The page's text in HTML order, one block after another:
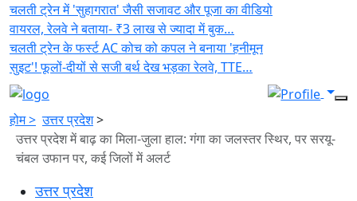
चलती ट्रेन में 'सुहागरात' जैसी सजावट और पूजा का वीडियो
वायरल, रेलवे ने बताया- ₹3 लाख से ज्यादा में बुक…
चलती ट्रेन के फर्स्ट AC कोच को कपल ने बनाया 'हनीमून
सुइट'! फूलों-दीयों से सजी बर्थ देख भड़का रेलवे, TTE…
होम > उत्तर प्रदेश>
उत्तर प्रदेश में बाढ़ का मिला-जुला हाल: गंगा का जलस्तर स्थिर, पर सरयू-
चंबल उफान पर, कई जिलों में अलर्ट
उत्तर प्रदेश